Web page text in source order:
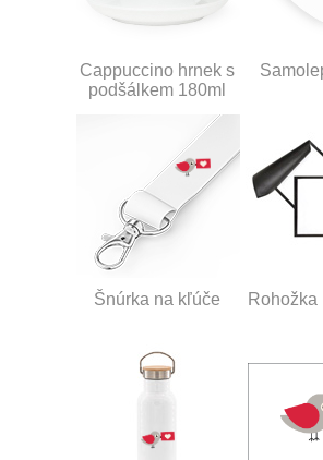
Cappuccino hrnek s
podšálkem 180ml
Šnúrka na kľúče Rohožka